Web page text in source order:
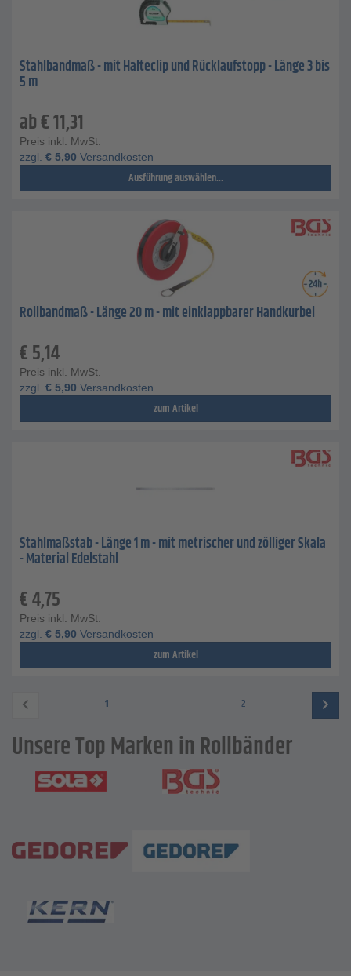
Stahlbandmaß - mit Halteclip und Rücklaufstopp - Länge 3 bis
5 m
ab€11,31
Preis inkl. MwSt.
zzgl. € 5,90 Versandkosten
Ausführung auswählen...
Rollbandmaß - Länge 20 m - mit einklappbarer Handkurbel
€5,14
Preis inkl. MwSt.
zzgl. € 5,90 Versandkosten
zum Artikel
Stahlmaßstab - Länge 1 m - mit metrischer und zölliger Skala
- Material Edelstahl
€4,75
Preis inkl. MwSt.
zzgl. € 5,90 Versandkosten
zum Artikel
1 2
Unsere Top Marken in Rollbänder